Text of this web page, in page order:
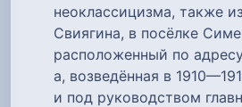
неоклассицизма, также
Свиягина, в посёлке
расположенный по
а, возведённая в
и под руководством